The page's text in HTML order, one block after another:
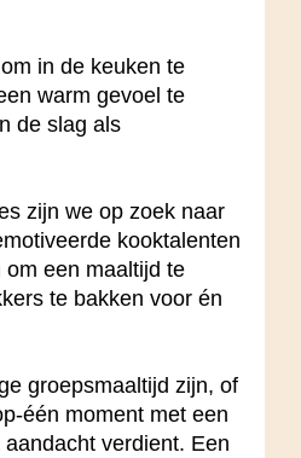
in de keuken te
warm gevoel te
de slag als
zijn we op zoek naar
kooktalenten
een maaltijd te
te bakken voor én
groepsmaaltijd zijn, of
één moment met een
verdient. Een